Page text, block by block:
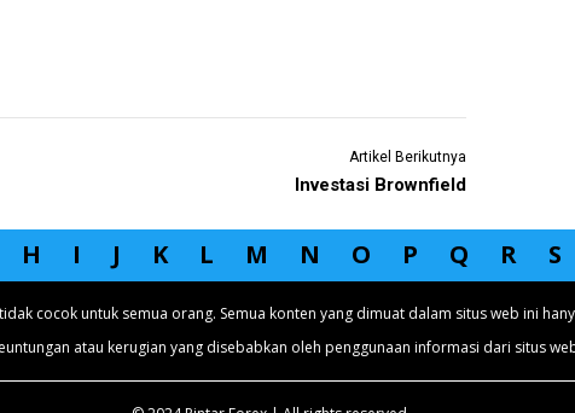
Artikel Berikutnya
Investasi Brownfield
H I J K L M N O P Q R S
cocok untuk semua orang. Semua konten yang dimuat dalam situs web ini
atau kerugian yang disebabkan oleh penggunaan informasi dari situs